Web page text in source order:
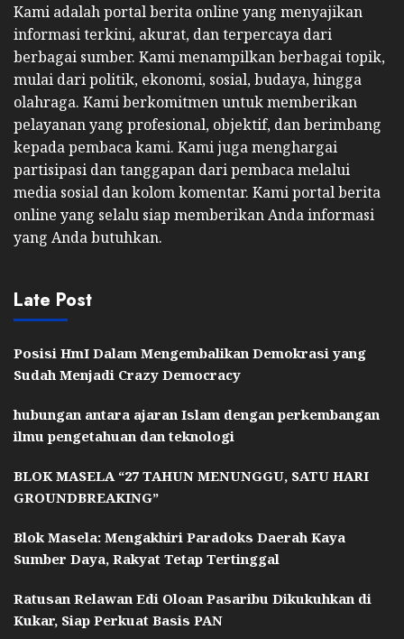
Kami adalah portal berita online yang menyajikan
informasi terkini, akurat, dan terpercaya dari
berbagai sumber. Kami menampilkan berbagai topik,
mulai dari politik, ekonomi, sosial, budaya, hingga
olahraga. Kami berkomitmen untuk memberikan
pelayanan yang profesional, objektif, dan berimbang
kepada pembaca kami. Kami juga menghargai
partisipasi dan tanggapan dari pembaca melalui
media sosial dan kolom komentar. Kami portal berita
online yang selalu siap memberikan Anda informasi
yang Anda butuhkan.
Late Post
Posisi HmI Dalam Mengembalikan Demokrasi yang
Sudah Menjadi Crazy Democracy
hubungan antara ajaran Islam dengan perkembangan
ilmu pengetahuan dan teknologi
BLOK MASELA “27 TAHUN MENUNGGU, SATU HARI
GROUNDBREAKING”
Blok Masela: Mengakhiri Paradoks Daerah Kaya
Sumber Daya, Rakyat Tetap Tertinggal
Ratusan Relawan Edi Oloan Pasaribu Dikukuhkan di
Kukar, Siap Perkuat Basis PAN